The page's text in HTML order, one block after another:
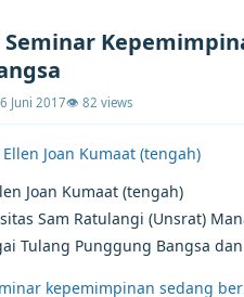
Juni 2017👁 82 views
Joan Kumaat (tengah)
Sam Ratulangi (Unsrat)
Tulang Punggung Bangsa